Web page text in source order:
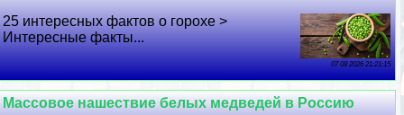
25 интересных фактов о горохе >
Интересные факты...
07 08 2026 21:21:15
Массовое нашествие белых медведей в Россию